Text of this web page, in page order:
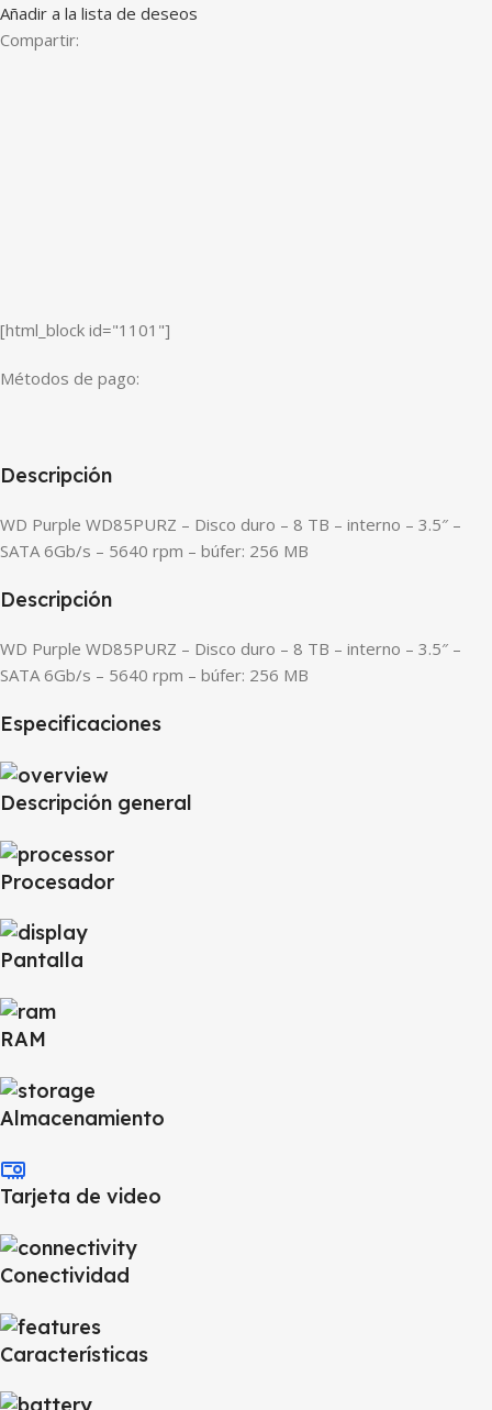
Añadir a la lista de deseos
Compartir:
[html_block id="1101"]
Métodos de pago:
Descripción
WD Purple WD85PURZ – Disco duro – 8 TB – interno – 3.5″ –
SATA 6Gb/s – 5640 rpm – búfer: 256 MB
Descripción
WD Purple WD85PURZ – Disco duro – 8 TB – interno – 3.5″ –
SATA 6Gb/s – 5640 rpm – búfer: 256 MB
Especificaciones
Descripción general
Procesador
Pantalla
RAM
Almacenamiento
Tarjeta de video
Conectividad
Características